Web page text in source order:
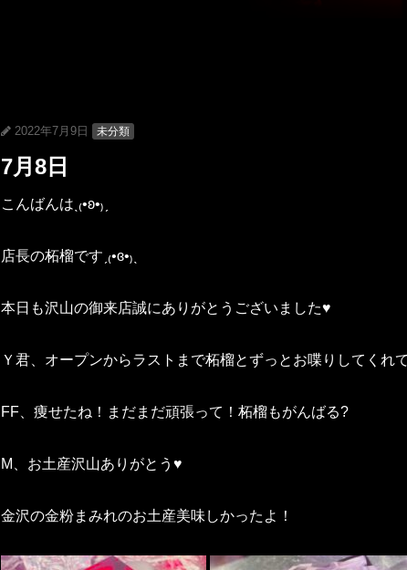
2022年7月9日 未分類
7月8日
こんばんはˎ₍•ʚ•₎ˏ
店長の柘榴ですˏ₍•ɞ•₎ˎ
本日も沢山の御来店誠にありがとうございました♥
Ｙ君、オープンからラストまで柘榴とずっとお喋りしてくれ
FF、痩せたね！まだまだ頑張って！柘榴もがんばる?
M、お土産沢山ありがとう♥
金沢の金粉まみれのお土産美味しかったよ！